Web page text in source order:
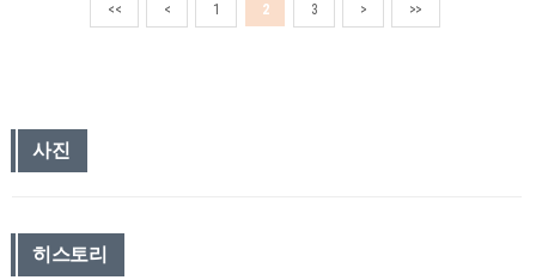
<< < 1 2 3 > >>
사진
히스토리